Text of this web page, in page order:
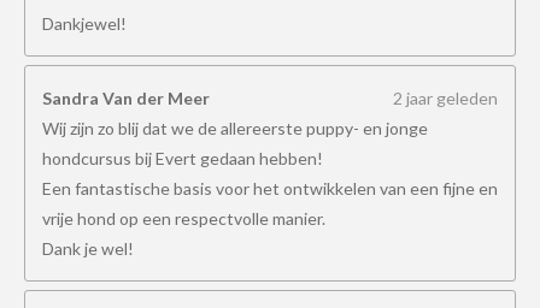
Dankjewel!
Sandra Van der Meer
2 jaar geleden
Wij zijn zo blij dat we de allereerste puppy- en jonge
hondcursus bij Evert gedaan hebben!
Een fantastische basis voor het ontwikkelen van een fijne en
vrije hond op een respectvolle manier.
Dank je wel!